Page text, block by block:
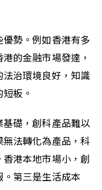
勢。例如香港有多
的金融市場發達，
治環境良好，知識
板。
礎，創科產品難以
法轉化為產品，科
港本地市場小，創
第三是生活成本